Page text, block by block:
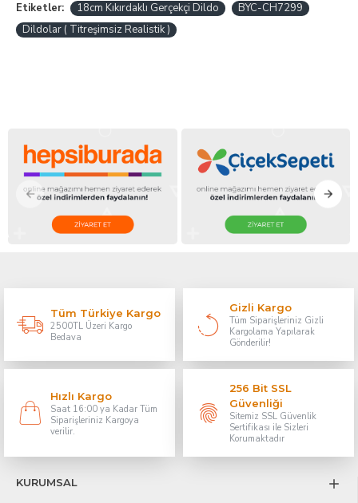
Etiketler: 18cm Kıkırdaklı Gerçekçi Dildo
BYC-CH7299
Dildolar ( Titreşimsiz Realistik )
Tüm Türkiye Kargo
2500TL Üzeri Kargo
Bedava
Gizli Kargo
Tüm Siparişleriniz Gizli
Kargolama Yapılarak
Gönderilir!
Hızlı Kargo
Saat 16:00 ya Kadar Tüm
Siparişleriniz Kargoya
verilir.
256 Bit SSL
Güvenliği
Sitemiz SSL Güvenlik
Sertifikası ile Sizleri
Korumaktadır
KURUMSAL